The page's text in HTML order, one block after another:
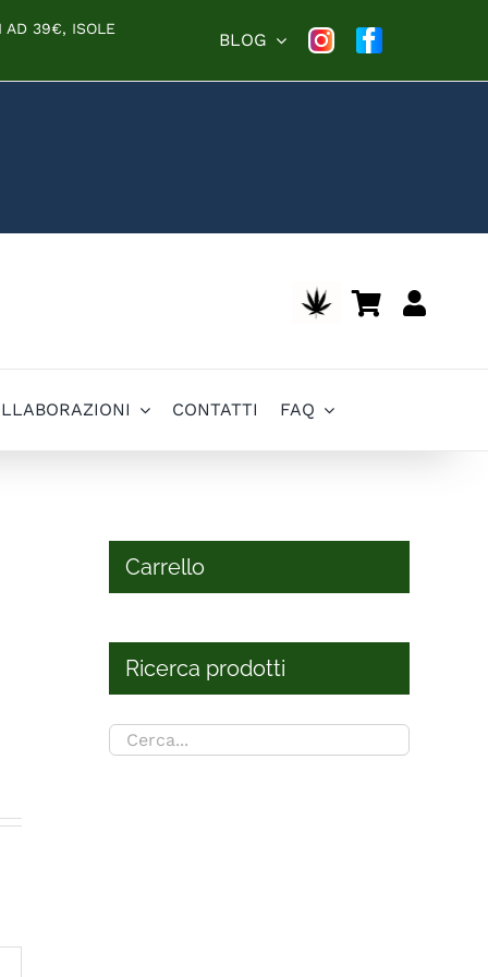
AD 39€, ISOLE
BLOG
CONTATTI FAQ
Carrello
Ricerca prodotti